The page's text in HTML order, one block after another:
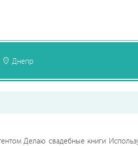
Днепр
Делаю свадебные книги